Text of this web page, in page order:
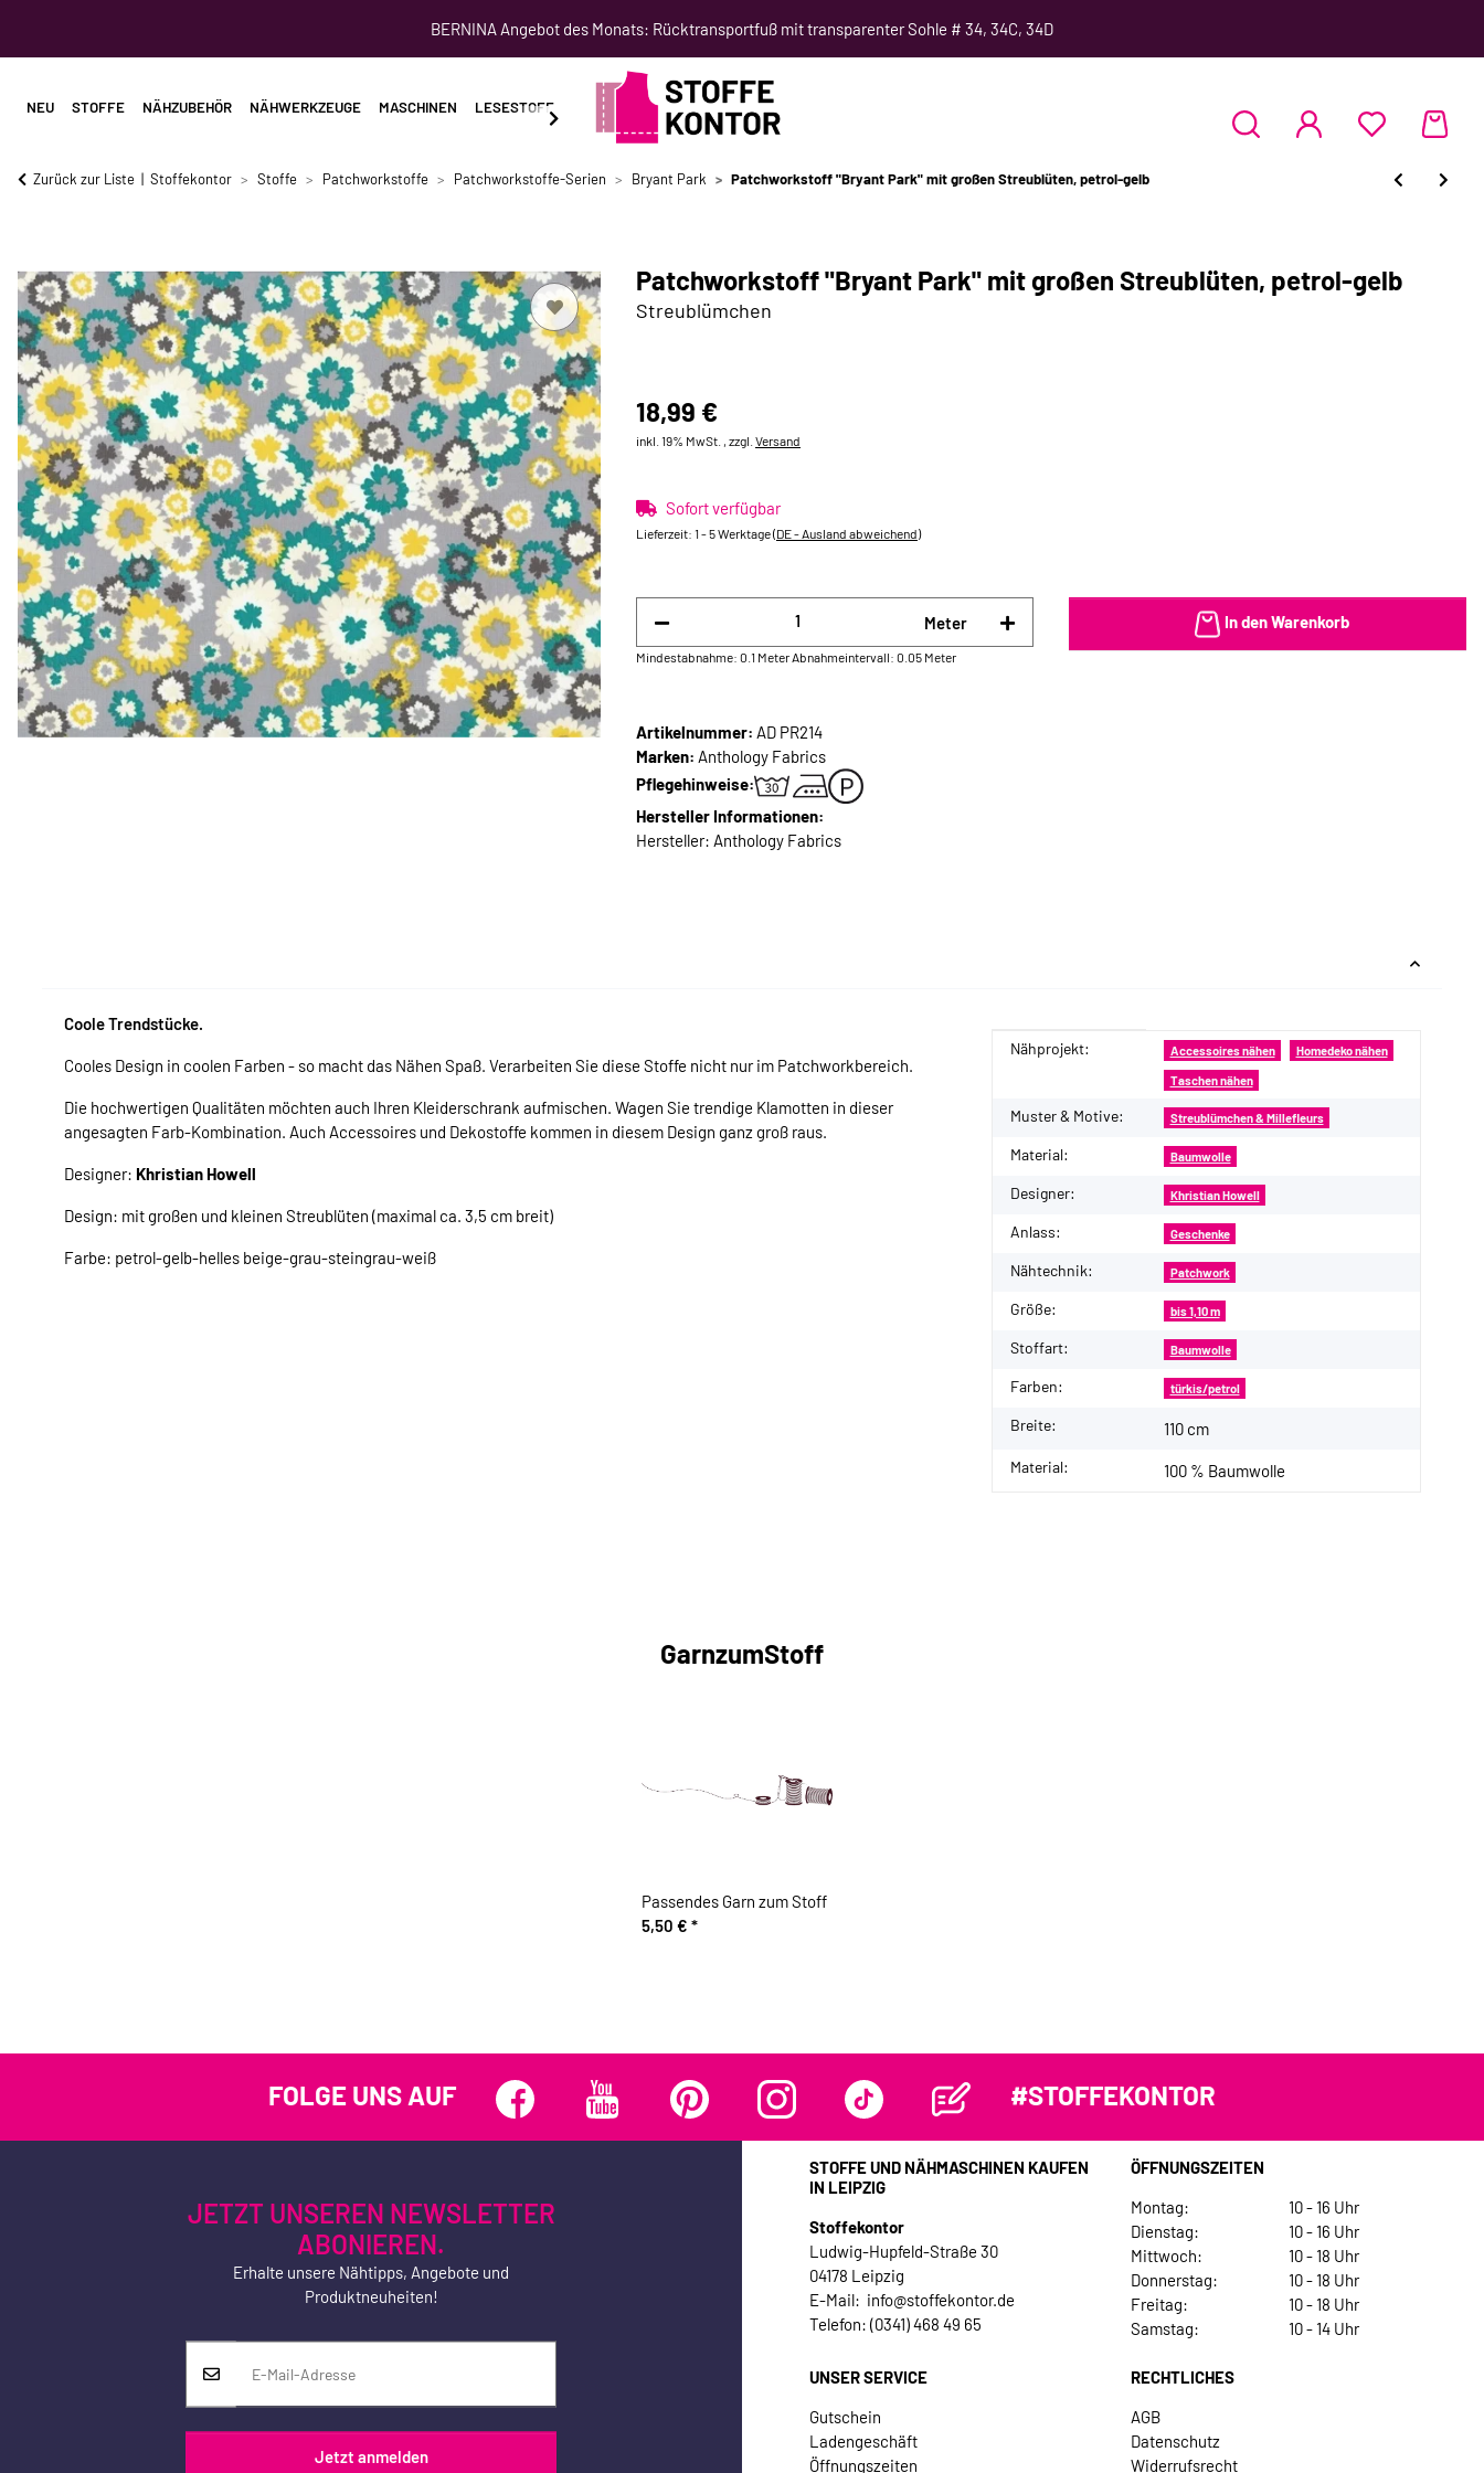
BERNINA Angebot des Monats: Rücktransportfuß mit transparenter Sohle # 34, 34C, 34D
NEU STOFFE NÄHZUBEHÖR NÄHWERKZEUGE MASCHINEN LESESTOFF SCHNITTMUSTER NÄHKURSE
Zurück zur Liste Stoffekontor Stoffe Patchworkstoffe Patchworkstoffe-Serien Bryant Park Patchworkstoff "Bryant Park" mit großen Streublüten, petrol-gelb
Patchworkstoff "Bryant Park" mit großen Streublüten, petrol-gelb
Streublümchen
18,99 €
inkl. 19% MwSt. , zzgl. Versand
Sofort verfügbar
Lieferzeit: 1 - 5 Werktage(DE - Ausland abweichend)
Meter
Mindestabnahme: 0.1 MeterAbnahmeintervall: 0.05 Meter
In den Warenkorb
Artikelnummer: AD PR214
Marken: Anthology Fabrics
Pflegehinweise:
Hersteller Informationen:
Hersteller: Anthology Fabrics
Coole Trendstücke.
Cooles Design in coolen Farben - so macht das Nähen Spaß. Verarbeiten Sie diese Stoffe nicht nur im Patchworkbereich.
Die hochwertigen Qualitäten möchten auch Ihren Kleiderschrank aufmischen. Wagen Sie trendige Klamotten in dieser
angesagten Farb-Kombination. Auch Accessoires und Dekostoffe kommen in diesem Design ganz groß raus.
Designer: Khristian Howell
Design: mit großen und kleinen Streublüten (maximal ca. 3,5 cm breit)
Farbe: petrol-gelb-helles beige-grau-steingrau-weiß
Produkteigenschaft
Wert
Nähprojekt: Accessoires nähen Homedeko nähen
Taschen nähen
Muster & Motive: Streublümchen & Millefleurs
Material: Baumwolle
Designer: Khristian Howell
Anlass: Geschenke
Nähtechnik: Patchwork
Größe: bis 1,10 m
Stoffart: Baumwolle
Farben: türkis/petrol
Breite: 110 cm
Material: 100 % Baumwolle
GarnzumStoff
Passendes Garn zum Stoff
5,50 € *
FOLGE UNS AUF #STOFFEKONTOR
JETZT UNSEREN NEWSLETTER
ABONIEREN.
Erhalte unsere Nähtipps, Angebote und
Produktneuheiten!
Jetzt anmelden
STOFFE UND NÄHMASCHINEN KAUFEN
IN LEIPZIG
Stoffekontor
Ludwig-Hupfeld-Straße 30
04178 Leipzig
E-Mail: info@stoffekontor.de
Telefon: (0341) 468 49 65
ÖFFNUNGSZEITEN
Montag:
10 - 16 Uhr
Dienstag:
10 - 16 Uhr
Mittwoch:
10 - 18 Uhr
Donnerstag:
10 - 18 Uhr
Freitag:
10 - 18 Uhr
Samstag:
10 - 14 Uhr
UNSER SERVICE
Gutschein
Ladengeschäft
Öffnungszeiten
RECHTLICHES
AGB
Datenschutz
Widerrufsrecht